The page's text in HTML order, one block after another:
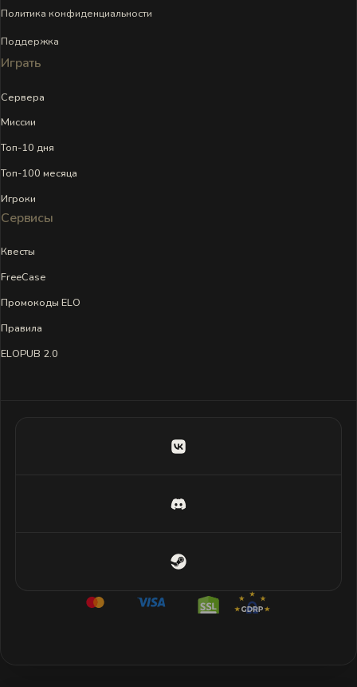
Политика конфиденциальности
Поддержка
Играть
Сервера
Миссии
Топ-10 дня
Топ-100 месяца
Игроки
Сервисы
Квесты
FreeCase
Промокоды ELO
Правила
ELOPUB 2.0